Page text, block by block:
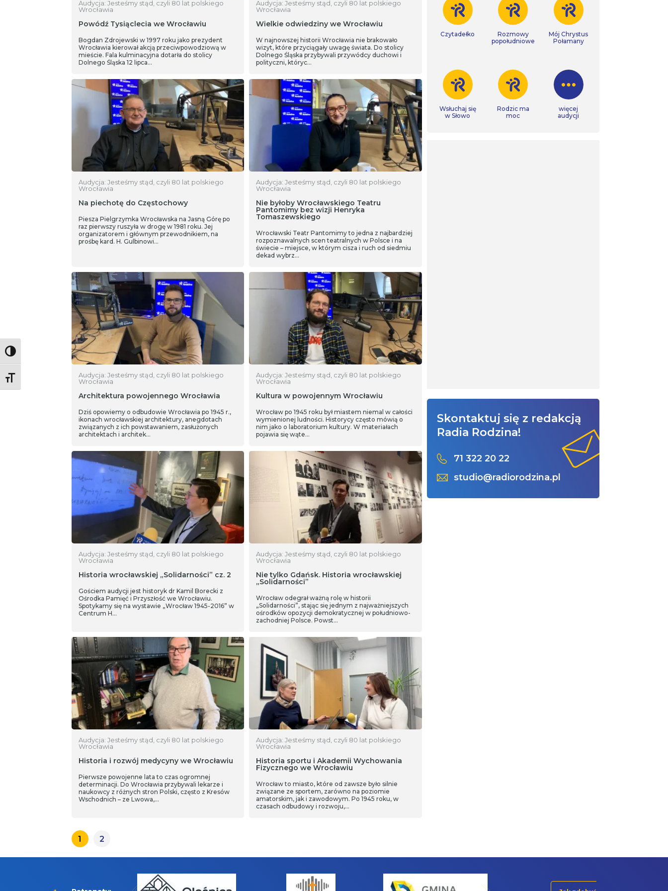
Toggle High Contrast
Toggle Font size
Audycja: Jesteśmy stąd, czyli 80 lat polskiego
Wrocławia
Powódź Tysiąclecia we Wrocławiu
Bogdan Zdrojewski w 1997 roku jako prezydent
Wrocławia kierował akcją przeciwpowodziową w
mieście. Fala kulminacyjna dotarła do stolicy
Dolnego Śląska 12 lipca…
Audycja: Jesteśmy stąd, czyli 80 lat polskiego
Wrocławia
Wielkie odwiedziny we Wrocławiu
W najnowszej historii Wrocławia nie brakowało
wizyt, które przyciągały uwagę świata. Do stolicy
Dolnego Śląska przybywali przywódcy duchowi i
polityczni, któryc…
Audycja: Jesteśmy stąd, czyli 80 lat polskiego
Wrocławia
Na piechotę do Częstochowy
Piesza Pielgrzymka Wrocławska na Jasną Górę po
raz pierwszy ruszyła w drogę w 1981 roku. Jej
organizatorem i głównym przewodnikiem, na
prośbę kard. H. Gulbinowi…
Audycja: Jesteśmy stąd, czyli 80 lat polskiego
Wrocławia
Nie byłoby Wrocławskiego Teatru
Pantomimy bez wizji Henryka
Tomaszewskiego
Wrocławski Teatr Pantomimy to jedna z najbardziej
rozpoznawalnych scen teatralnych w Polsce i na
świecie – miejsce, w którym cisza i ruch od siedmiu
dekad wybrz…
Audycja: Jesteśmy stąd, czyli 80 lat polskiego
Wrocławia
Architektura powojennego Wrocławia
Dziś opowiemy o odbudowie Wrocławia po 1945 r.,
ikonach wrocławskiej architektury, anegdotach
związanych z ich powstawaniem, zasłużonych
architektach i architek…
Audycja: Jesteśmy stąd, czyli 80 lat polskiego
Wrocławia
Kultura w powojennym Wrocławiu
Wrocław po 1945 roku był miastem niemal w całości
wymienionej ludności. Historycy często mówią o
nim jako o laboratorium kultury. W materiałach
pojawia się wąte…
Audycja: Jesteśmy stąd, czyli 80 lat polskiego
Wrocławia
Historia wrocławskiej „Solidarności” cz. 2
Gościem audycji jest historyk dr Kamil Borecki z
Ośrodka Pamięć i Przyszłość we Wrocławiu.
Spotykamy się na wystawie „Wrocław 1945-2016” w
Centrum H…
Audycja: Jesteśmy stąd, czyli 80 lat polskiego
Wrocławia
Nie tylko Gdańsk. Historia wrocławskiej
„Solidarności”
Wrocław odegrał ważną rolę w historii
„Solidarności”, stając się jednym z najważniejszych
ośrodków opozycji demokratycznej w południowo-
zachodniej Polsce. Powst…
Audycja: Jesteśmy stąd, czyli 80 lat polskiego
Wrocławia
Historia i rozwój medycyny we Wrocławiu
Pierwsze powojenne lata to czas ogromnej
determinacji. Do Wrocławia przybywali lekarze i
naukowcy z różnych stron Polski, często z Kresów
Wschodnich – ze Lwowa,…
Audycja: Jesteśmy stąd, czyli 80 lat polskiego
Wrocławia
Historia sportu i Akademii Wychowania
Fizycznego we Wrocławiu
Wrocław to miasto, które od zawsze było silnie
związane ze sportem, zarówno na poziomie
amatorskim, jak i zawodowym. Po 1945 roku, w
czasach odbudowy i rozwoju,…
1 2
Czytadełko
Rozmowy
popołudniowe
Mój Chrystus
Połamany
Wsłuchaj się
w Słowo
Rodzic ma
moc
więcej
audycji
Skontaktuj się z redakcją
Radia Rodzina!
71 322 20 22
studio@radiorodzina.pl